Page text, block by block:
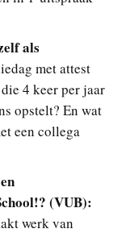
als
met attest
4 keer per jaar
opstelt? En wat
een collega
(VUB):
werk van